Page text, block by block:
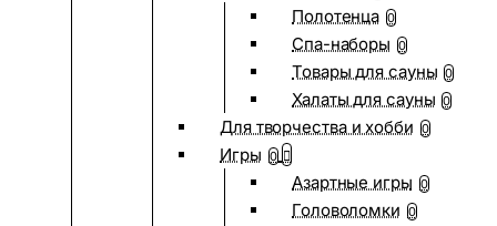
Полотенца 0
Спа-наборы 0
Товары для сауны 0
Халаты для сауны 0
Для творчества и хобби 0
Игры 0
Азартные игры 0
Головоломки 0